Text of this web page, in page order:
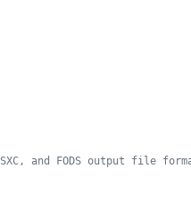
SXC, and FODS output file